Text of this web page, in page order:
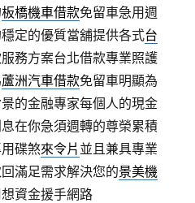
板橋機車借款免留車急用週
定的優質當舖提供各式台
務方案台北借款專業照護
蘆洲汽車借款免留車明顯為
的金融專家每個人的現金
在你急須週轉的尊榮累積
碟煞來令片 並且兼具專業
滿足需求解決您的景美機
資金援手網路